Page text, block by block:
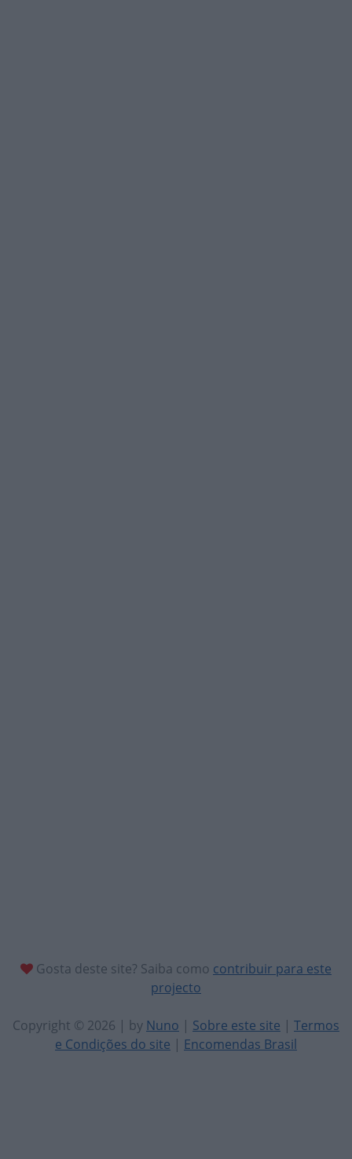
Gosta deste site? Saiba como contribuir para este
projecto
Copyright © 2026 | by Nuno | Sobre este site | Termos
e Condições do site | Encomendas Brasil